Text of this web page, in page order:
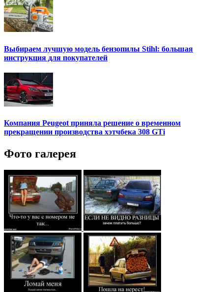
Выбираем лучшую модель бензопилы Stihl: большая
инструкция для покупателей
Компания Peugeot приняла решение о временном
прекращении производства хэтчбека 308 GTi
Фото галерея